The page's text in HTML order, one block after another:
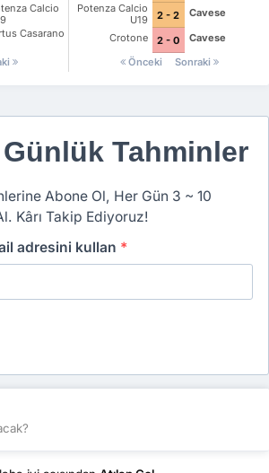
Calcio
Casarano
Potenza Calcio
U19
2 - 2
Cavese
Crotone
2 - 0
Cavese
Önceki
Sonraki
Tahminler
Abone Ol, Her Gün 3 ~ 10
Kârı Takip Ediyoruz!
adresini kullan *